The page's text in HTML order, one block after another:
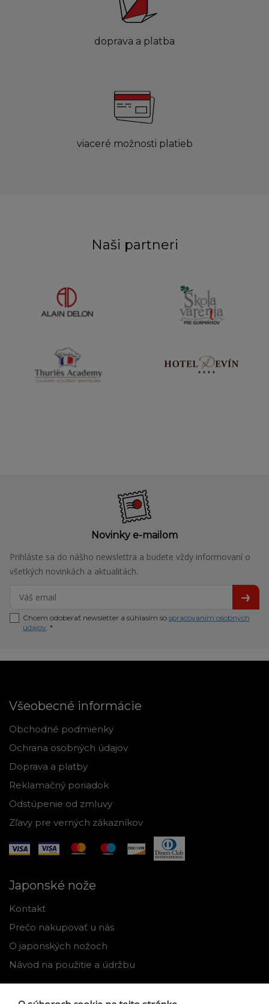
doprava a platba
viaceré možnosti platieb
Naši partneri
Novinky e-mailom
Prihláste sa do nášho newslettra a budete vždy informovaní o
všetkých novinkách a aktualitách.
Chcem odoberať newsletter a súhlasím so spracovaním osobných
údajov. *
Všeobecné informácie
Obchodné podmienky
Ochrana osobných údajov
Doprava a platby
Reklamačný poriadok
Odstúpenie od zmluvy
Zľavy pre verných zákazníkov
Japonské nože
Kontakt
Prečo nakupovať u nás
O japonských nožoch
Návod na použitie a údržbu